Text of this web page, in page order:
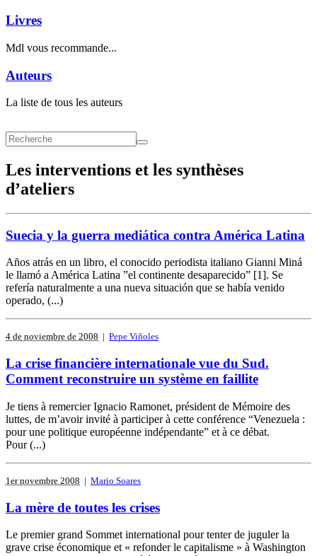
Livres
Mdl vous recommande...
Auteurs
La liste de tous les auteurs
Les interventions et les synthèses
d’ateliers
Suecia y la guerra mediática contra América Latina
Años atrás en un libro, el conocido periodista italiano Gianni Miná
le llamó a América Latina ”el continente desaparecido” [1]. Se
refería naturalmente a una nueva situación que se había venido
operado, (...)
4 de noviembre de 2008 | Pepe Viñoles
La crise financière internationale vue du Sud.
Comment reconstruire un système en faillite
Je tiens à remercier Ignacio Ramonet, président de Mémoire des
luttes, de m’avoir invité à participer à cette conférence “Venezuela :
pour une politique européenne indépendante” et à ce débat.
Pour (...)
1er novembre 2008 | Mario Soares
La mère de toutes les crises
Le premier grand Sommet international pour tenter de juguler la
grave crise économique et « refonder le capitalisme » à Washington